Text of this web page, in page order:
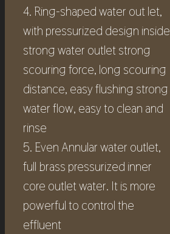
4. Ring-shaped water out let,
with pressurized design inside
strong water outlet strong
scouring force, long scouring
distance, easy flushing strong
water flow, easy to clean and
rinse
5. Even Annular water outlet,
full brass pressurized inner
core outlet water. It is more
powerful to control the
effluent